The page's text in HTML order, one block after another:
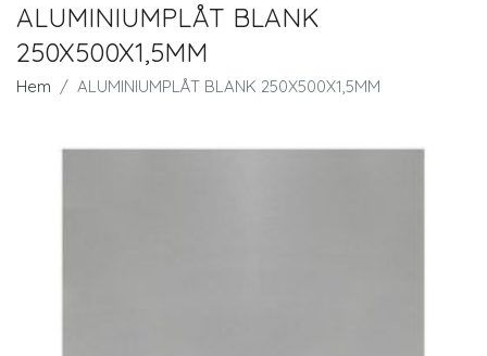
ALUMINIUMPLÅT BLANK
250X500X1,5MM
Hem ALUMINIUMPLÅT BLANK 250X500X1,5MM